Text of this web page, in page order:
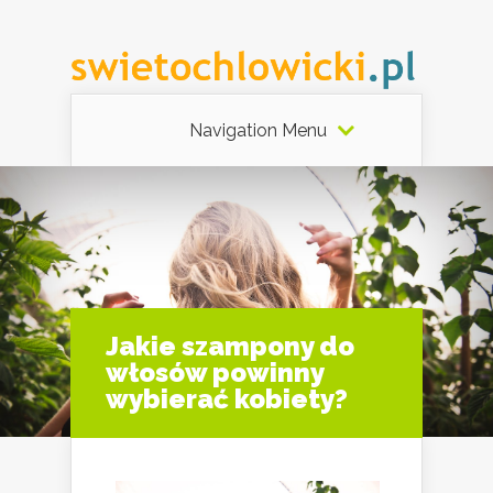
Navigation Menu
Jakie szampony do
włosów powinny
wybierać kobiety?